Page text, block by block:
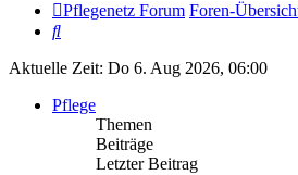
Pflegenetz Forum Foren-
Suche
Aktuelle Zeit: Do 6. Aug 2026, 06:00
Pflege
Themen
Beiträge
Letzter Beitrag